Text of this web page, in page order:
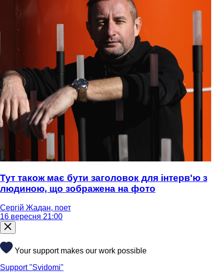
Тут також має бути заголовок для інтерв'ю з
людиною, що зображена на фото
Сергій Жадан, поет
16 вересня 21:00
Your support makes our work possible
Support "Svidomi"